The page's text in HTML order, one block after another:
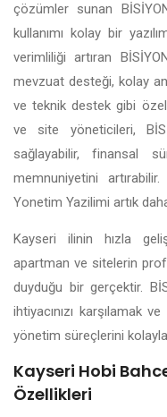
çözümler sunan
kullanımı kolay bir
verimliliği artıran
mevzuat desteği, kolay
ve teknik destek gibi
ve site yöneticileri,
sağlayabilir, finansal
memnuniyetini
Yonetim Yazilimi artık
Kayseri ilinin hızla
apartman ve sitelerin
duyduğu bir gerçektir.
ihtiyacınızı karşılamak
yönetim süreçlerini
Kayseri Hobi
Özellikleri